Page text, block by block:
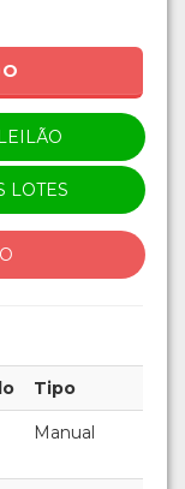
LOTES
Tipo
Manual